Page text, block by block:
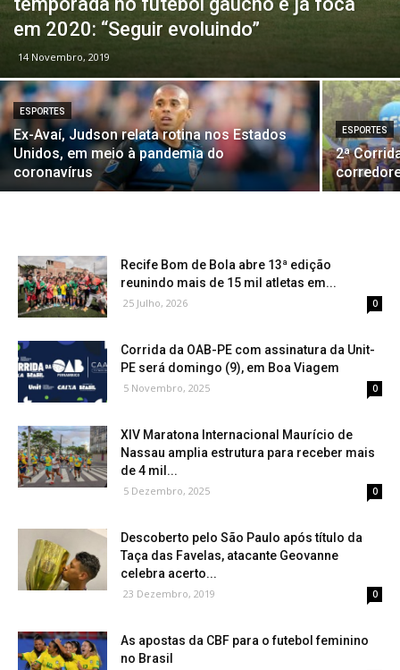
em 2020: “Seguir evoluindo”
14 Novembro, 2019
ESPORTES
Ex-Avaí, Judson relata rotina nos Estados
Unidos, em meio à pandemia do
coronavírus
ESPORTES
2ª
Recife Bom de Bola abre 13ª edição
reunindo mais de 15 mil atletas em...
25 Julho, 2026 0
Corrida da OAB-PE com assinatura da Unit-
PE será domingo (9), em Boa Viagem
5 Novembro, 2025 0
XIV Maratona Internacional Maurício de
Nassau amplia estrutura para receber mais
de 4 mil...
5 Dezembro, 2025 0
Descoberto pelo São Paulo após título da
Taça das Favelas, atacante Geovanne
celebra acerto...
23 Dezembro, 2019 0
As apostas da CBF para o futebol feminino
no Brasil